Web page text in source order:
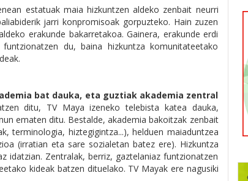
estatuak maia hizkuntzen aldeko zenbait neurri
jarri konpromisoak gorpuzteko. Hain zuzen
erakunde bakarretakoa. Gainera, erakunde erdi
du, baina hizkuntza komunitateetako
bat dauka, eta guztiak akademia zentral
ditu, TV Maya izeneko telebista katea dauka,
ematen ditu. Bestalde, akademia bakoitzak zenbait
terminologia, hiztegigintza...), helduen maiaduntzea
(irratian eta sare sozialetan batez ere). Hizkuntza
idatzian. Zentralak, berriz, gaztelaniaz funtzionatzen
kideak batzen dituelako. TV Mayak ere nagusiki